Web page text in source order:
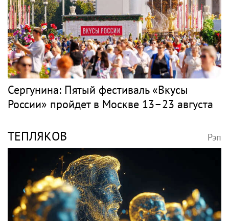
Сергунина: Пятый фестиваль «Вкусы
России» пройдет в Москве 13–23 августа
ТЕПЛЯКОВ Рэп